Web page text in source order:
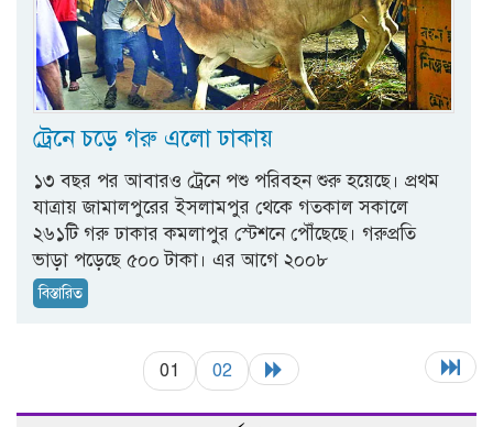
ট্রেনে চড়ে গরু এলো ঢাকায়
১৩ বছর পর আবারও ট্রেনে পশু পরিবহন শুরু হয়েছে। প্রথম
যাত্রায় জামালপুরের ইসলামপুর থেকে গতকাল সকালে
২৬১টি গরু ঢাকার কমলাপুর স্টেশনে পৌঁছেছে। গরুপ্রতি
ভাড়া পড়েছে ৫০০ টাকা। এর আগে ২০০৮
বিস্তারিত
01 02